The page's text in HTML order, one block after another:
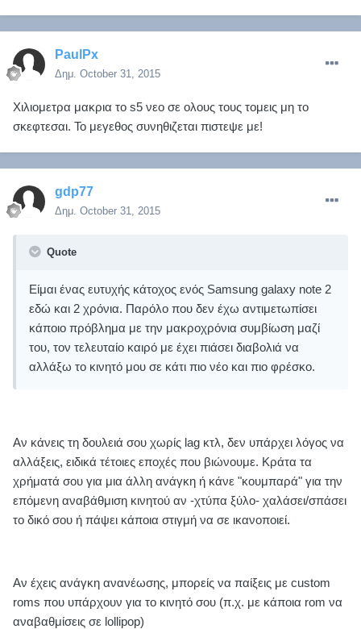
PaulPx
Δημ. October 31, 2015
Χιλιομετρα μακρια το s5 νεο σε ολους τους τομεις μη το
σκεφτεσαι. Το μεγεθος συνηθιζεται πιστεψε με!
gdp77
Δημ. October 31, 2015
Quote
Είμαι ένας ευτυχής κάτοχος ενός Samsung galaxy note 2
εδώ και 2 χρόνια. Παρόλο που δεν έχω αντιμετωπίσει
κάποιο πρόβλημα με την μακροχρόνια συμβίωση μαζί
του, τον τελευταίο καιρό με έχει πιάσει διαβολιά να
αλλάξω το κινητό μου σε κάτι πιο νέο και πιο φρέσκο.
Αν κάνεις τη δουλειά σου χωρίς lag κτλ, δεν υπάρχει λόγος να
αλλάξεις, ειδικά τέτοιες εποχές που βιώνουμε. Κράτα τα
χρήματά σου για μια άλλη ανάγκη ή κάνε "κουμπαρά" για την
επόμενη αναβάθμιση κινητού αν -χτύπα ξύλο- χαλάσει/σπάσει
το δικό σου ή πάψει κάποια στιγμή να σε ικανοποιεί.
Αν έχεις ανάγκη ανανέωσης, μπορείς να παίξεις με custom
roms που υπάρχουν για το κινητό σου (π.χ. με κάποια rom να
αναβαθμίσεις σε lollipop)